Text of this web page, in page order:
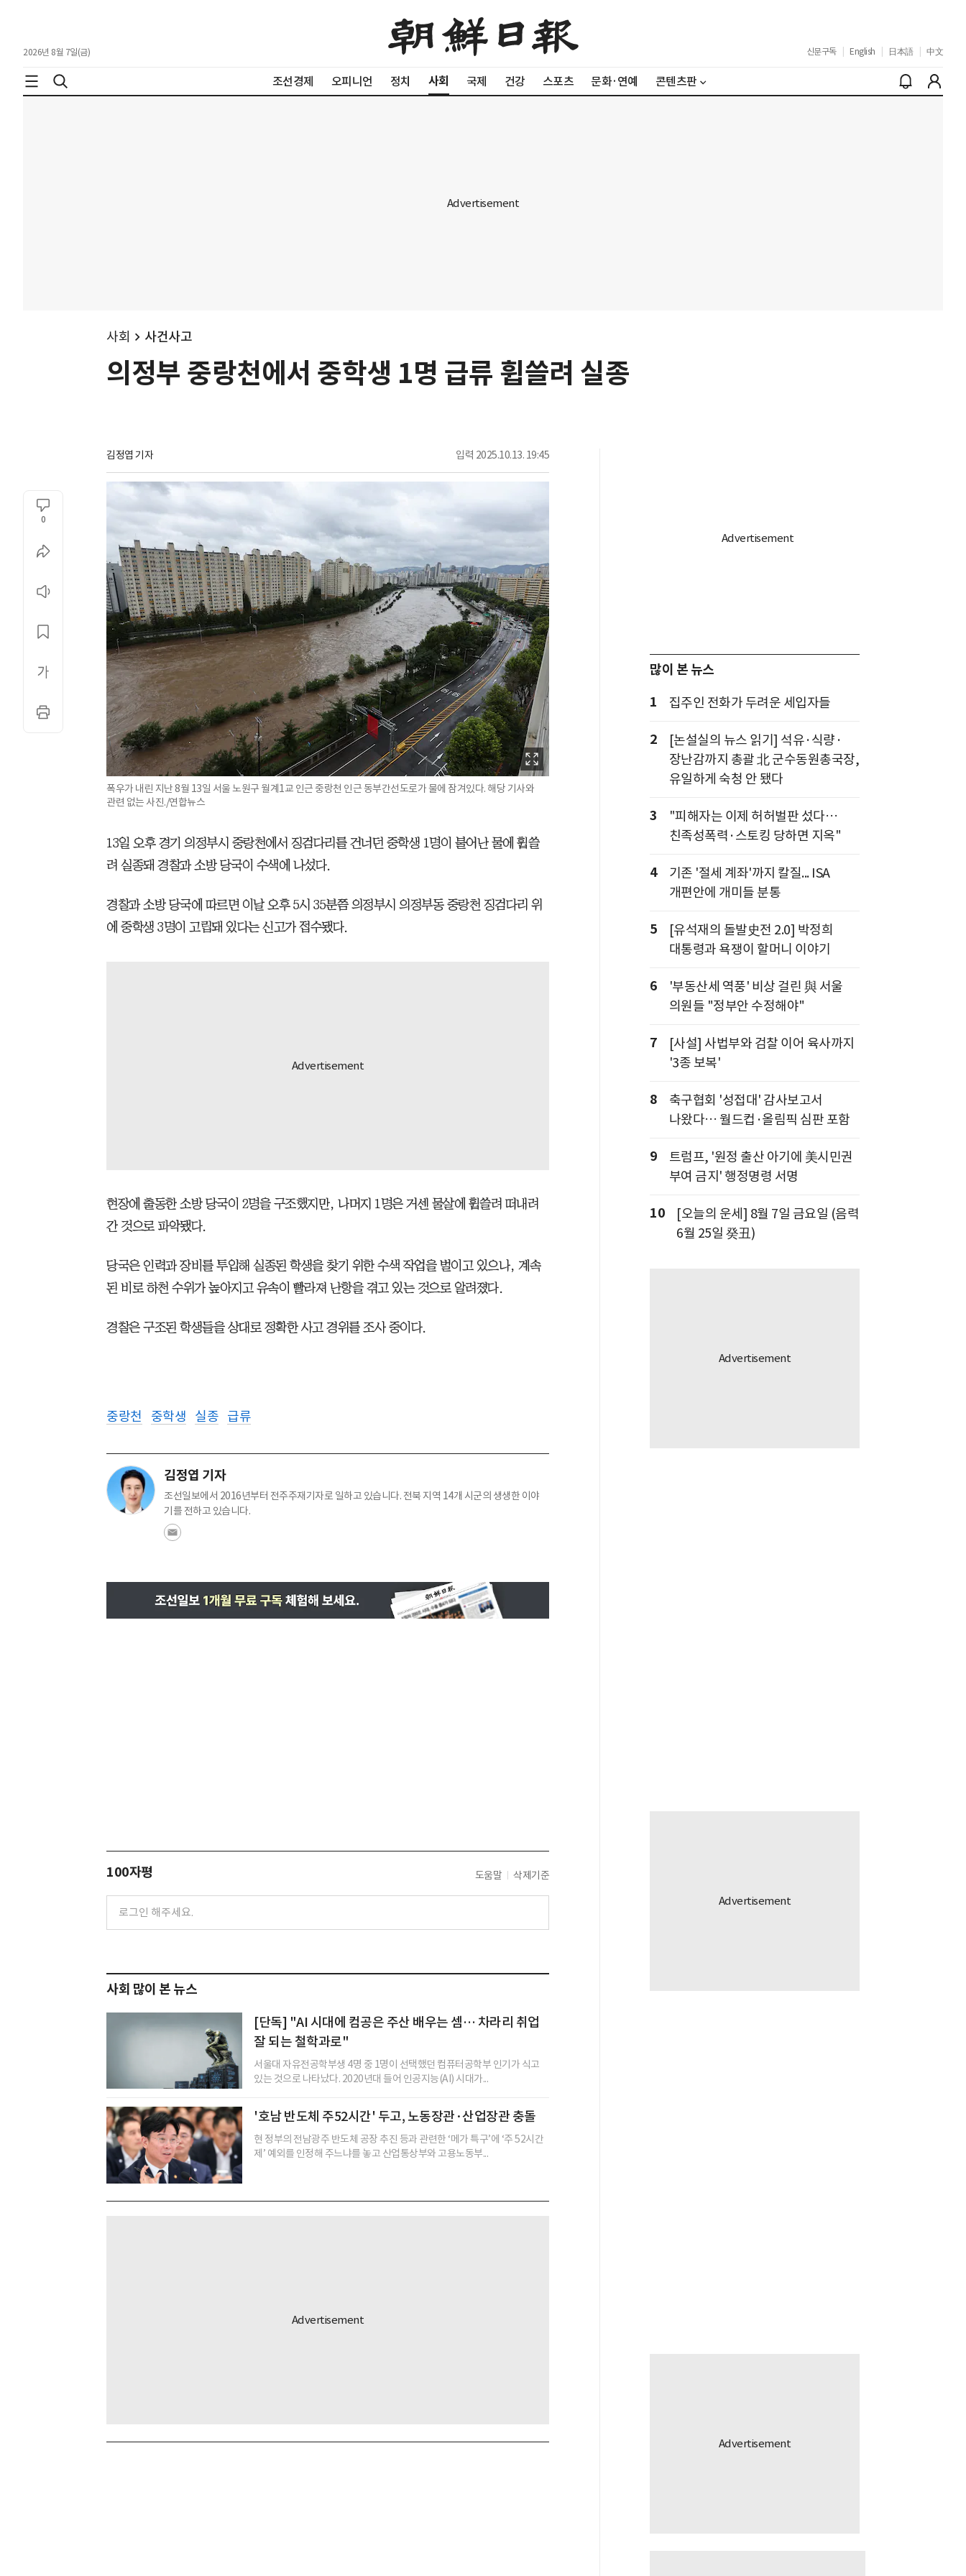
2026년 8월 7일(금) 신문구독 English 日本語 中文
조선경제 오피니언 정치 사회 국제 건강 스포츠 문화·연예 콘텐츠판
사회 사건사고
의정부 중랑천에서 중학생 1명 급류 휩쓸려 실종
김정엽 기자 입력 2025.10.13. 19:45
0
폭우가 내린 지난 8월 13일 서울 노원구 월계1교 인근 중랑천 인근 동부간선도로가 물에 잠겨있다. 해당 기사와
관련 없는 사진./연합뉴스
13일 오후 경기 의정부시 중랑천에서 징검다리를 건너던 중학생 1명이 불어난 물에 휩쓸
려 실종돼 경찰과 소방 당국이 수색에 나섰다.
경찰과 소방 당국에 따르면 이날 오후 5시 35분쯤 의정부시 의정부동 중랑천 징검다리 위
에 중학생 3명이 고립돼 있다는 신고가 접수됐다.
현장에 출동한 소방 당국이 2명을 구조했지만, 나머지 1명은 거센 물살에 휩쓸려 떠내려
간 것으로 파악됐다.
당국은 인력과 장비를 투입해 실종된 학생을 찾기 위한 수색 작업을 벌이고 있으나, 계속
된 비로 하천 수위가 높아지고 유속이 빨라져 난항을 겪고 있는 것으로 알려졌다.
경찰은 구조된 학생들을 상대로 정확한 사고 경위를 조사 중이다.
중랑천 중학생 실종 급류
김정엽 기자
조선일보에서 2016년부터 전주주재기자로 일하고 있습니다. 전북 지역 14개 시군의 생생한 이야
기를 전하고 있습니다.
100자평 도움말 삭제기준
사회 많이 본 뉴스
[단독] "AI 시대에 컴공은 주산 배우는 셈… 차라리 취업
잘 되는 철학과로"
서울대 자유전공학부생 4명 중 1명이 선택했던 컴퓨터공학부 인기가 식고
있는 것으로 나타났다. 2020년대 들어 인공지능(AI) 시대가...
'호남 반도체 주52시간' 두고, 노동장관·산업장관 충돌
현 정부의 전남광주 반도체 공장 추진 등과 관련한 ‘메가 특구’에 ‘주 52시간
제’ 예외를 인정해 주느냐를 놓고 산업통상부와 고용노동부...
많이 본 뉴스
1
집주인 전화가 두려운 세입자들
2
[논설실의 뉴스 읽기] 석유·식량·
장난감까지 총괄 北 군수동원총국장,
유일하게 숙청 안 됐다
3
"피해자는 이제 허허벌판 섰다…
친족성폭력·스토킹 당하면 지옥"
4
기존 '절세 계좌'까지 칼질... ISA
개편안에 개미들 분통
5
[유석재의 돌발史전 2.0] 박정희
대통령과 욕쟁이 할머니 이야기
6
'부동산세 역풍' 비상 걸린 與 서울
의원들 "정부안 수정해야"
7
[사설] 사법부와 검찰 이어 육사까지
'3종 보복'
8
축구협회 '성접대' 감사보고서
나왔다… 월드컵·올림픽 심판 포함
9
트럼프, '원정 출산 아기에 美시민권
부여 금지' 행정명령 서명
10
[오늘의 운세] 8월 7일 금요일 (음력
6월 25일 癸丑)